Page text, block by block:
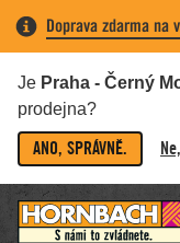
Doprava zdarma na
Je Praha - Černý
prodejna?
ANO, SPRÁVNĚ.